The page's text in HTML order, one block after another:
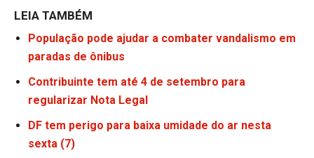
LEIA TAMBÉM
População pode ajudar a combater vandalismo em
paradas de ônibus
Contribuinte tem até 4 de setembro para
regularizar Nota Legal
DF tem perigo para baixa umidade do ar nesta
sexta (7)